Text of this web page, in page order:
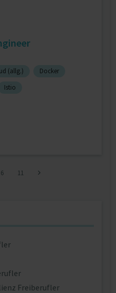
(allg.)
Docker
Istio
6 11
Freiberufler